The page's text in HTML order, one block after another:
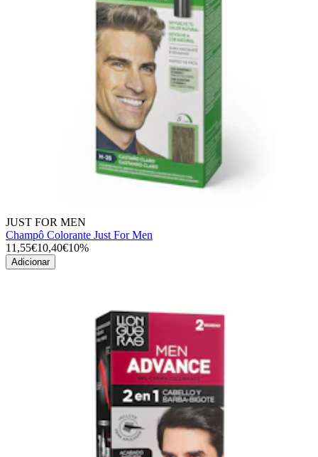
JUST FOR MEN
Champô Colorante Just For Men
11,55€10,40€10%
Adicionar